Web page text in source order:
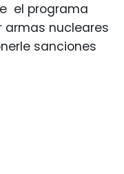
el programa
nucleares
sanciones